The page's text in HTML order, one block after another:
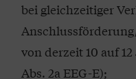
bei gleichzeitiger
von derzeit 10 auf 12
Abs. 2a EEG-E);